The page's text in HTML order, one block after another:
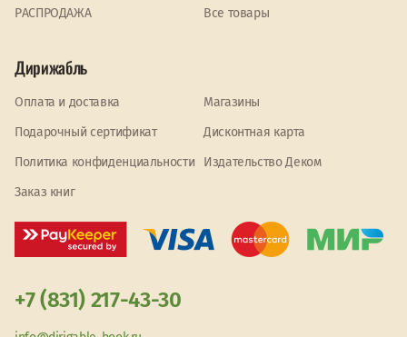
PАСПРОДАЖА
Все товары
Дирижабль
Оплата и доставка
Магазины
Подарочный сертификат
Дисконтная карта
Политика конфиденциальности
Издательство Деком
Заказ книг
+7 (831) 217-43-30